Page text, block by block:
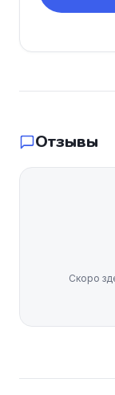
Отзывы
Скоро